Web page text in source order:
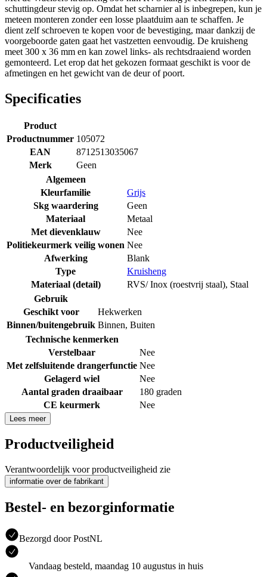
schuttingdeur stevig op. Omdat het scharnier al is inbegrepen, kun je
meteen monteren zonder een losse plaatduim aan te schaffen. Je
dient zelf schroeven te kopen voor de bevestiging, maar dankzij de
voorgeboorde gaten gaat het vastzetten eenvoudig. De kruisheng
meet 300 x 36 mm en kan zowel links- als rechtsdraaiend worden
gemonteerd. Let erop dat het gekozen formaat geschikt is voor de
afmetingen en het gewicht van de deur of poort.
Specificaties
Product
Productnummer 105072
EAN
8712513035067
Merk
Geen
Algemeen
Kleurfamilie
Grijs
Skg waardering
Geen
Materiaal
Metaal
Met dievenklauw
Nee
Politiekeurmerk veilig wonen Nee
Afwerking
Blank
Type
Kruisheng
Materiaal (detail)
RVS/ Inox (roestvrij staal), Staal
Gebruik
Geschikt voor
Hekwerken
Binnen/buitengebruik Binnen, Buiten
Technische kenmerken
Verstelbaar
Nee
Met zelfsluitende drangerfunctie Nee
Gelagerd wiel
Nee
Aantal graden draaibaar
180 graden
CE keurmerk
Nee
Lees meer
Productveiligheid
Verantwoordelijk voor productveiligheid zie
informatie over de fabrikant
Bestel- en bezorginformatie
Bezorgd door PostNL
Vandaag besteld, maandag 10 augustus in huis